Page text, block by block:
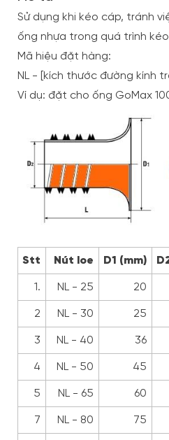
Sử dụng khi kéo cáp, tránh
ống nhựa trong quá trình
Mã hiệu đặt hàng:
NL - [kích thước đường kính
Ví dụ: đặt cho ống GoMax
Stt Nút loe D1 (mm)
1. NL - 25 20
2 NL - 30 25
3 NL - 40 36
4 NL - 50 45
5 NL - 65 60
7 NL - 80 75